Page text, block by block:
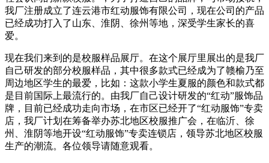
我厂注册成立了连云港市红动服饰有限公司，现在公司的产品
已经成功打入了山东、淮阴、徐州等地，深受学生家长的喜
爱。
现在我们来到的是校服样品展厅。在这个展厅里展出的是我厂
自己研发的部分校服样品，其中很多款式已经成为了赣榆乃至
周边地区学生的最爱，比如：这款小学生夏服的颜色和款式都
是目前国际上最流行的。由我厂自己设计研发的“红动”服饰品
牌，目前已经成功走向市场，在市区已经开了“红动服饰”专卖
店，我厂计划在筹备举办苏北地区校服推广会，在临沂、徐
州、淮阴等地开设“红动服饰”专卖连锁店，领导苏北地区校服
生产的潮流。各位领导请随意观看。